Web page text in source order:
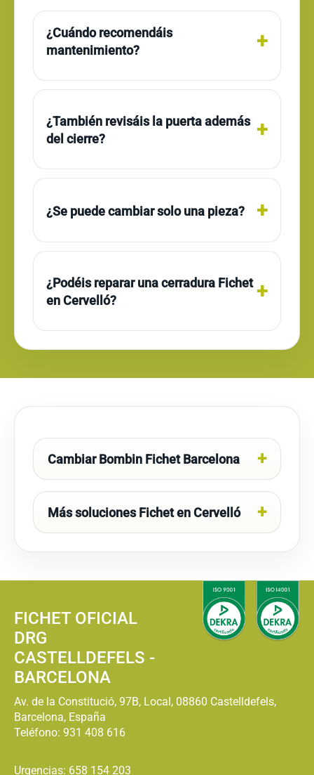
¿Cuándo recomendáis
mantenimiento?
¿También revisáis la puerta además
del cierre?
¿Se puede cambiar solo una pieza?
¿Podéis reparar una cerradura Fichet
en Cervelló?
Cambiar Bombin Fichet Barcelona
Más soluciones Fichet en Cervelló
FICHET OFICIAL
DRG
CASTELLDEFELS -
BARCELONA
Av. de la Constitució, 97B, Local, 08860 Castelldefels,
Barcelona, España
Teléfono: 931 408 616
Urgencias: 658 154 203